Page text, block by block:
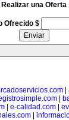
Realizar una Oferta
Ofrecido $
|
| e-calidad.com|